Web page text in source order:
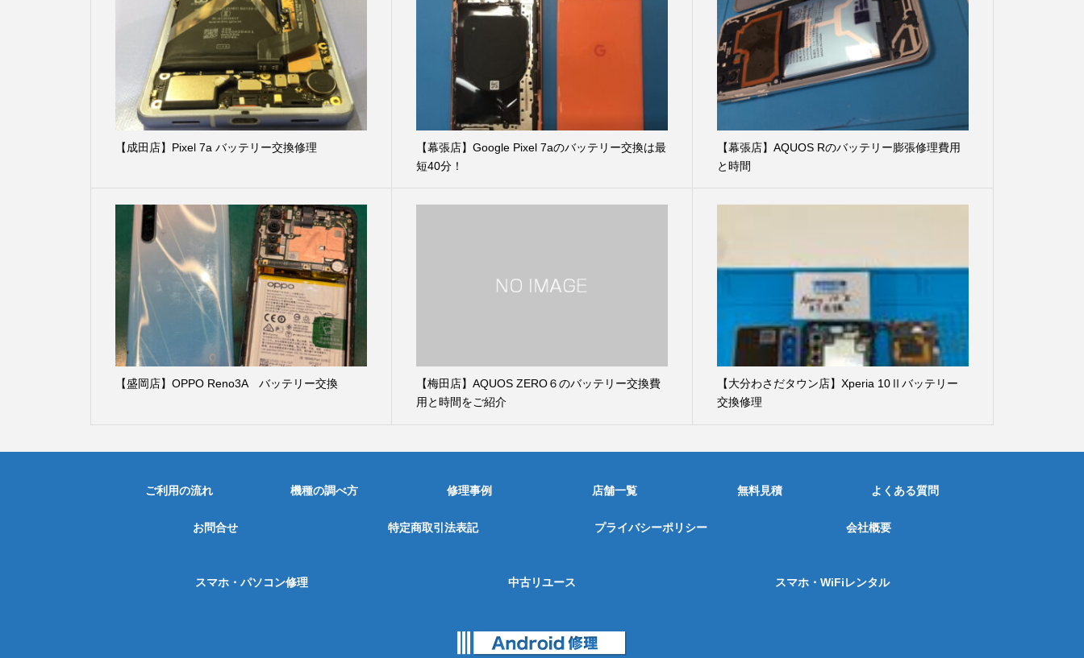
【成田店】Pixel 7a バッテリー交換修理
【幕張店】Google Pixel 7aのバッテリー交換は最
短40分！
【幕張店】AQUOS Rのバッテリー膨張修理費用
と時間
【盛岡店】OPPO Reno3A バッテリー交換
【梅田店】AQUOS ZERO６のバッテリー交換費
用と時間をご紹介
【大分わさだタウン店】Xperia 10Ⅱバッテリー
交換修理
ご利用の流れ 機種の調べ方 修理事例 店舗一覧 無料見積 よくある質問
お問合せ 特定商取引法表記 プライバシーポリシー 会社概要
スマホ・パソコン修理 中古リユース スマホ・WiFiレンタル